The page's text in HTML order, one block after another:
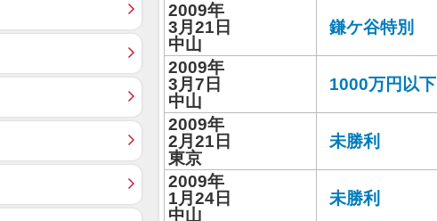
2009年
3月21日
中山
鎌ケ谷特別
2009年
3月7日
中山
1000万円以下
2009年
2月21日
東京
未勝利
2009年
1月24日
中山
未勝利